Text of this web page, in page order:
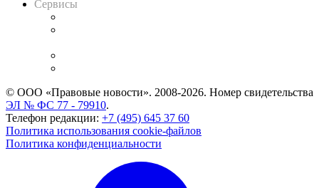
Сервисы
© ООО «Правовые новости». 2008-2026. Номер свидетельства
ЭЛ № ФС 77 - 79910.
Телефон редакции: +7 (495) 645 37 60
Политика использования cookie-файлов
Политика конфиденциальности